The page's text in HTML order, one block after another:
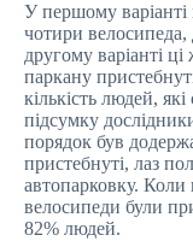
У першому варіанті
чотири
другому варіанті
паркану
кількість людей,
підсумку
порядок був
пристебнуті, лаз
автопарковку. Коли
велосипеди були
82% людей.